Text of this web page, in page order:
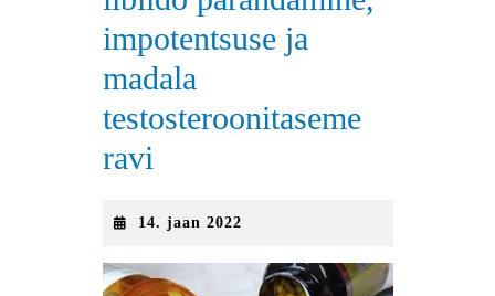
impotentsuse ja
madala
testosteroonitaseme
ravi
14. jaan 202214.
2022